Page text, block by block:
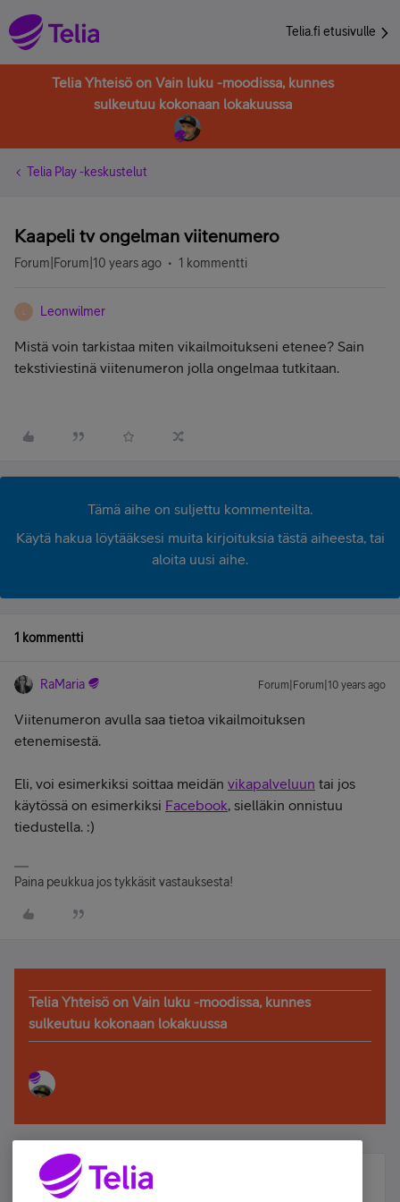
Telia.fi etusivulle
Telia Yhteisö on Vain luku -moodissa, kunnes
sulkeutuu kokonaan lokakuussa
Telia Play -keskustelut
Kaapeli tv ongelman viitenumero
Forum|Forum|10 years ago 1 kommentti
Leonwilmer
Mistä voin tarkistaa miten vikailmoitukseni etenee? Sain
tekstiviestinä viitenumeron jolla ongelmaa tutkitaan.
Tämä aihe on suljettu kommenteilta.
Käytä hakua löytääksesi muita kirjoituksia tästä aiheesta, tai
aloita uusi aihe.
1 kommentti
RaMaria Forum|Forum|10 years ago
Viitenumeron avulla saa tietoa vikailmoituksen
etenemisestä.
Eli, voi esimerkiksi soittaa meidän vikapalveluun tai jos
käytössä on esimerkiksi Facebook, sielläkin onnistuu
tiedustella. :)
Paina peukkua jos tykkäsit vastauksesta!
Telia Yhteisö on Vain luku -moodissa, kunnes
sulkeutuu kokonaan lokakuussa
Älä jää paitsi – osallistu ja voita!